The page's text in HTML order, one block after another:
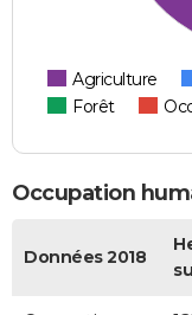
Agriculture
Forêt
Occupation
Données 2018